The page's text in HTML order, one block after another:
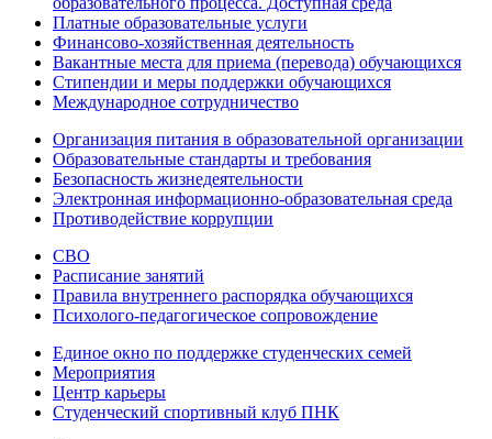
Платные образовательные услуги
Финансово-хозяйственная деятельность
Вакантные места для приема (перевода) обучающихся
Стипендии и меры поддержки обучающихся
Международное сотрудничество
Организация питания в образовательной организации
Образовательные стандарты и требования
Безопасность жизнедеятельности
Электронная информационно-образовательная среда
Противодействие коррупции
СВО
Расписание занятий
Правила внутреннего распорядка обучающихся
Психолого-педагогическое сопровождение
Единое окно по поддержке студенческих семей
Мероприятия
Центр карьеры
Студенческий спортивный клуб ПНК